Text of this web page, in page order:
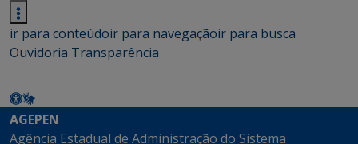
ir para conteúdoir para navegaçãoir para busca
Ouvidoria Transparência
AGEPEN
Agência Estadual de Administração do Sistema